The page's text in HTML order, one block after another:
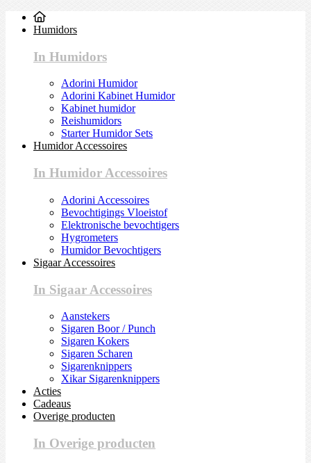
Humidors
In Humidors
Adorini Humidor
Adorini Kabinet Humidor
Kabinet humidor
Reishumidors
Starter Humidor Sets
Humidor Accessoires
In Humidor Accessoires
Adorini Accessoires
Bevochtigings Vloeistof
Elektronische bevochtigers
Hygrometers
Humidor Bevochtigers
Sigaar Accessoires
In Sigaar Accessoires
Aanstekers
Sigaren Boor / Punch
Sigaren Kokers
Sigaren Scharen
Sigarenknippers
Xikar Sigarenknippers
Acties
Cadeaus
Overige producten
In Overige producten